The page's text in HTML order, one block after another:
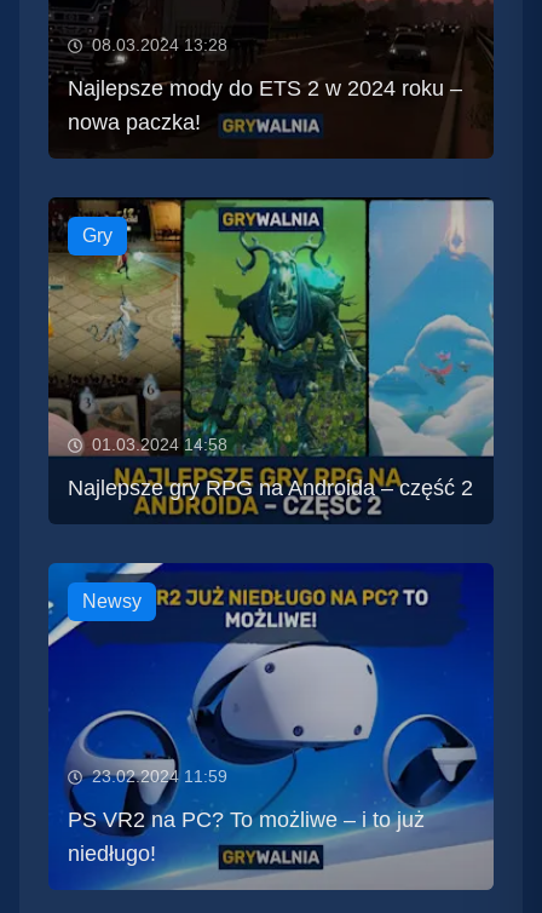
08.03.2024 13:28
Najlepsze mody do ETS 2 w 2024 roku –
nowa paczka!
Gry
01.03.2024 14:58
Najlepsze gry RPG na Androida – część 2
Newsy
23.02.2024 11:59
PS VR2 na PC? To możliwe – i to już
niedługo!